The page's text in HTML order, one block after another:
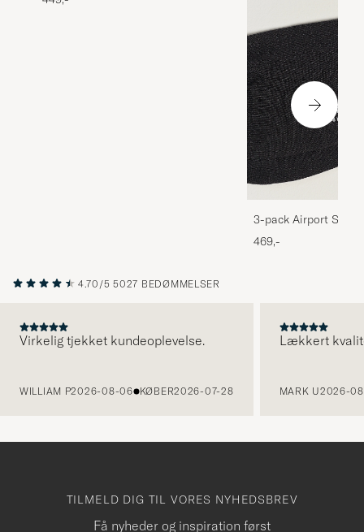
3-pack Airport
Melange
469,-
4.70/5 5027 BEDØMMELSER
Virkelig tjekket kundeoplevelse.
WILLIAM P2026-08-06 KØBER2026-07-28
Lækkert
MARK U2026-
TILMELD DIG TIL VORES NYHEDSBREV
Få nyheder og inspiration først